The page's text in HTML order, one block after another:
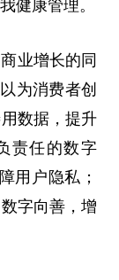
健康管理。
业增长的同
为消费者创
数据，提升
责任的数字
用户隐私；
字向善，增